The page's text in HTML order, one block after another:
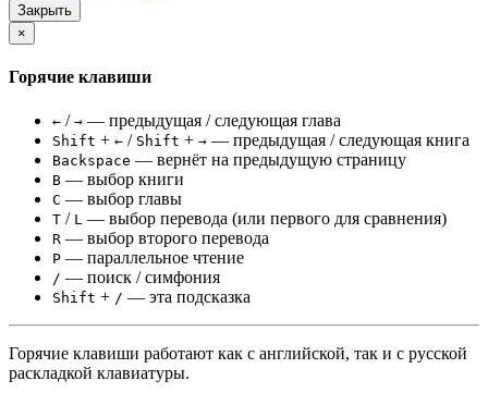
Закрыть
×
Горячие клавиши
← / → — предыдущая / следующая глава
Shift + ← / Shift + → — предыдущая / следующая книга
Backspace — вернёт на предыдущую страницу
B — выбор книги
C — выбор главы
T / L — выбор перевода (или первого для сравнения)
R — выбор второго перевода
P — параллельное чтение
/ — поиск / симфония
Shift + / — эта подсказка
Горячие клавиши работают как с английской, так и с русской
раскладкой клавиатуры.